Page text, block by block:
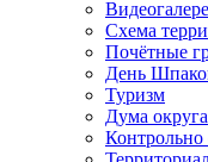
Схема
Почётные
День
Туризм
Дума округа
Контрольно